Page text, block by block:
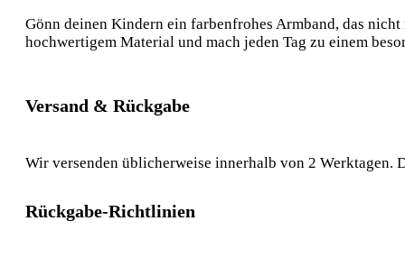
Gönn deinen Kindern ein farbenfrohes Armband, das
hochwertigem Material und mach jeden Tag zu einem
Versand & Rückgabe
Wir versenden üblicherweise innerhalb von 2 Werktagen.
Rückgabe-Richtlinien